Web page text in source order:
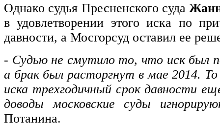
Однако судья Пресненского суда
в удовлетворении этого иска по
давности, а Мосгорсуд оставил ее
- Судью не смутило то, что иск был
а брак был расторгнут в мае 2014.
иска трехгодичный срок давности
доводы московские суды
Потанина.